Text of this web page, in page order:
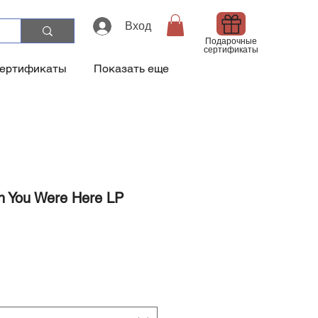
Вход
Подарочные
сертификаты
Показать еще
You Were Here LP